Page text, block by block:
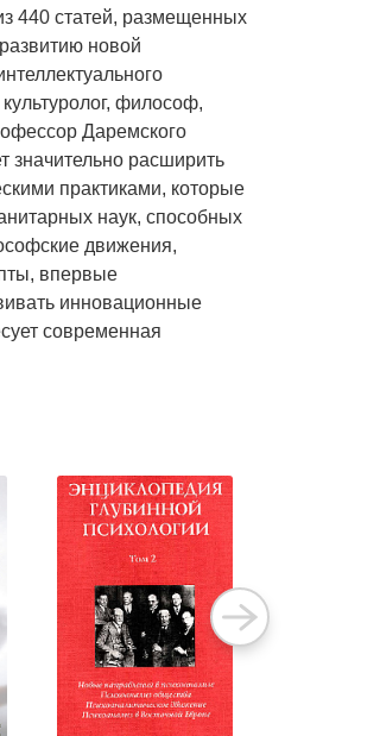
440 статей, размещенных
новой
философ,
Даремского
значительно расширить
практиками, которые
наук, способных
движения,
впервые
инновационные
современная